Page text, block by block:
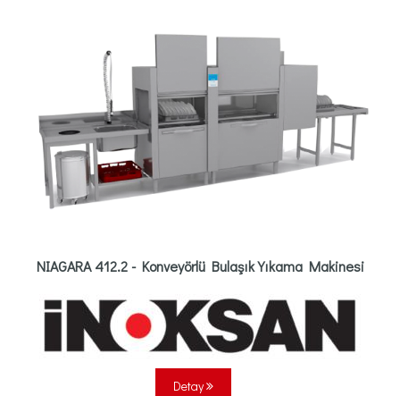
NIAGARA 412.2 - Konveyörlü Bulaşık Yıkama Makinesi
Detay